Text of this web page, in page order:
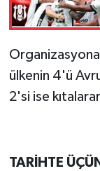
ülkenin 4'ü
2'si ise
TARİHTE